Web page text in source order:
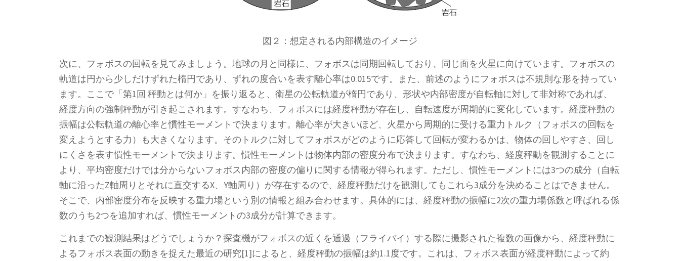
図２：想定される内部構造のイメージ
次に、フォボスの回転を見てみましょう。地球の月と同様に、フォボスは同期回転しており、同じ面を火星に向けています。フォボスの
軌道は円から少しだけずれた楕円であり、ずれの度合いを表す離心率は0.015です。また、前述のようにフォボスは不規則な形を持ってい
ます。ここで「第1回 秤動とは何か」を振り返ると、衛星の公転軌道が楕円であり、形状や内部密度が自転軸に対して非対称であれば、
経度方向の強制秤動が引き起こされます。すなわち、フォボスには経度秤動が存在し、自転速度が周期的に変化しています。経度秤動の
振幅は公転軌道の離心率と慣性モーメントで決まります。離心率が大きいほど、火星から周期的に受ける重力トルク（フォボスの回転を
変えようとする力）も大きくなります。そのトルクに対してフォボスがどのように応答して回転が変わるかは、物体の回しやすさ、回し
にくさを表す慣性モーメントで決まります。慣性モーメントは物体内部の密度分布で決まります。すなわち、経度秤動を観測することに
より、平均密度だけでは分からないフォボス内部の密度の偏りに関する情報が得られます。ただし、慣性モーメントには3つの成分（自転
軸に沿ったZ軸周りとそれに直交するX、Y軸周り）が存在するので、経度秤動だけを観測してもこれら3成分を決めることはできません。
そこで、内部密度分布を反映する重力場という別の情報と組み合わせます。具体的には、経度秤動の振幅に2次の重力場係数と呼ばれる係
数のうち2つを追加すれば、慣性モーメントの3成分が計算できます。
これまでの観測結果はどうでしょうか？探査機がフォボスの近くを通過（フライバイ）する際に撮影された複数の画像から、経度秤動に
よるフォボス表面の動きを捉えた最近の研究[1]によると、経度秤動の振幅は約1.1度です。これは、フォボス表面が経度秤動によって約